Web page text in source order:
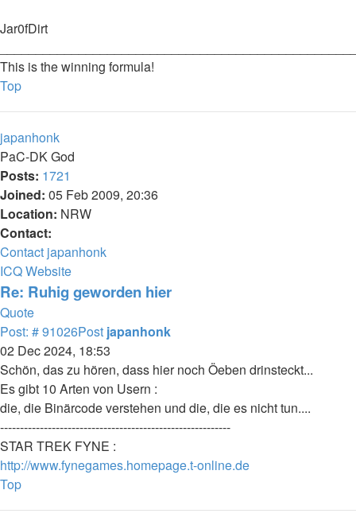
Jar0fDirt
This is the winning formula!
Top
japanhonk
PaC-DK God
Posts: 1721
Joined: 05 Feb 2009, 20:36
Location: NRW
Contact:
Contact japanhonk
ICQWebsite
Re: Ruhig geworden hier
Quote
Post: # 91026Post japanhonk
02 Dec 2024, 18:53
Schön, das zu hören, dass hier noch Öeben drinsteckt...
Es gibt 10 Arten von Usern :
die, die Binärcode verstehen und die, die es nicht tun....
----------------------------------------------------------
STAR TREK FYNE :
http://www.fynegames.homepage.t-online.de
Top